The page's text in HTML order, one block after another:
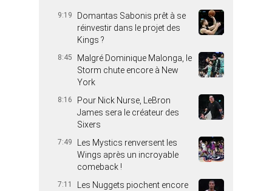
9:19
Domantas Sabonis prêt à se
réinvestir dans le projet des
Kings ?
8:45
Malgré Dominique Malonga, le
Storm chute encore à New
York
8:16
Pour Nick Nurse, LeBron
James sera le créateur des
Sixers
7:49
Les Mystics renversent les
Wings après un incroyable
comeback !
7:11
Les Nuggets piochent encore